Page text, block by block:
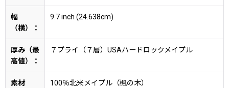
幅
（横）：
9.7 inch (24.638cm)
厚み（最
高値）：
７プライ（７層）USAハードロックメイプル
素材 100％北米メイプル（楓の木）